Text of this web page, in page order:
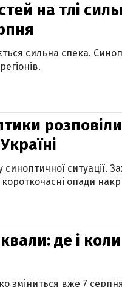
на тлі
сильна спека.
ситуації.
опади
де і коли
зміниться вже 7